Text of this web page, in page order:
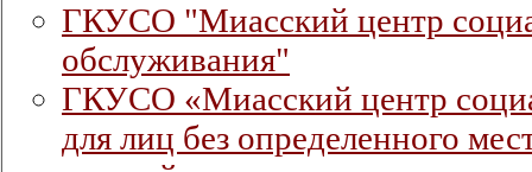
ГКУСО "Миасский центр
обслуживания"
ГКУСО «Миасский центр
для лиц без определенного